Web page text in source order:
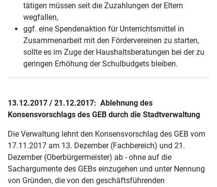
tätigen müssen seit die Zuzahlungen der Eltern
wegfallen,
ggf. eine Spendenaktion für Unterrichtsmittel in
Zusammenarbeit mit den Fördervereinen zu starten,
sollte es im Zuge der Haushaltsberatungen bei der zu
geringen Erhöhung der Schulbudgets bleiben.
13.12.2017 / 21.12.2017: Ablehnung des
Konsensvorschlags des GEB durch die Stadtverwaltung
Die Verwaltung lehnt den Konsensvorschlag des GEB vom
17.11.2017 am 13. Dezember (Fachbereich) und 21.
Dezember (Oberbürgermeister) ab - ohne auf die
Sachargumente des GEBs einzugehen und unter Nennung
von Gründen, die von den geschäftsführenden